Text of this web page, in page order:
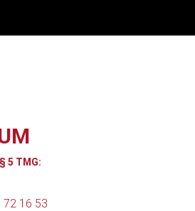
5 TMG:
72 16 53